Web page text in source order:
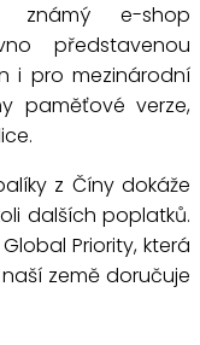
e-shop
představenou
i pro mezinárodní
paměťové verze,
z Číny dokáže
dalších poplatků.
Priority, která
země doručuje